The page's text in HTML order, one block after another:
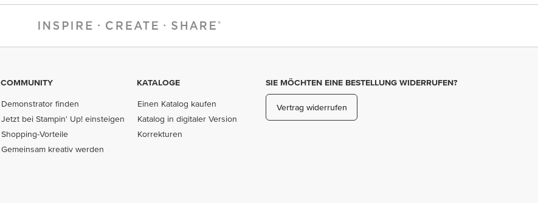
COMMUNITY
Demonstrator finden
Jetzt bei Stampin' Up! einsteigen
Shopping-Vorteile
Gemeinsam kreativ werden
KATALOGE
Einen Katalog kaufen
Katalog in digitaler Version
Korrekturen
SIE MÖCHTEN EINE BESTELLUNG WIDERRUFEN?
Vertrag widerrufen